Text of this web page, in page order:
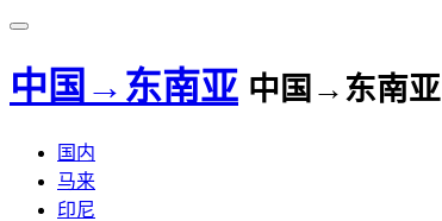
中国→东南亚 中国→东南亚
国内
马来
印尼